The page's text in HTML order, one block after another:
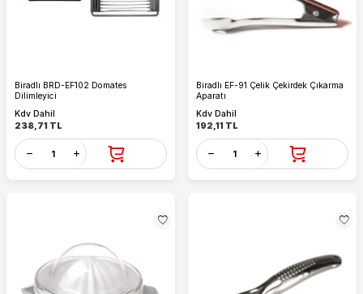
Biradlı BRD-EF102 Domates
Dilimleyici
Kdv Dahil
238,71 TL
Biradlı EF-91 Çelik Çekirdek Çıkarma
Aparatı
Kdv Dahil
192,11 TL